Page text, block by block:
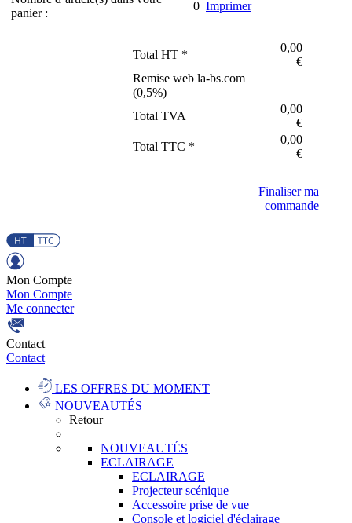
panier :
0 Imprimer
Total HT *
0,00
€
Remise web la-bs.com
(0,5%)
Total TVA
0,00
€
Total TTC *
0,00
€
Finaliser ma
commande
Mon Compte
Mon Compte
Me connecter
Contact
Contact
LES OFFRES DU MOMENT
NOUVEAUTÉS
Retour
NOUVEAUTÉS
ECLAIRAGE
ECLAIRAGE
Projecteur scénique
Accessoire prise de vue
Console et logiciel d'éclairage